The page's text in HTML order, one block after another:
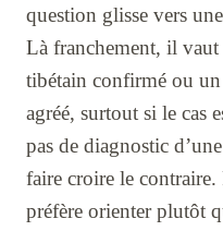
question glisse vers
Là franchement, il
tibétain confirmé ou
agréé, surtout si le cas
pas de diagnostic
faire croire le contraire.
préfère orienter plutôt